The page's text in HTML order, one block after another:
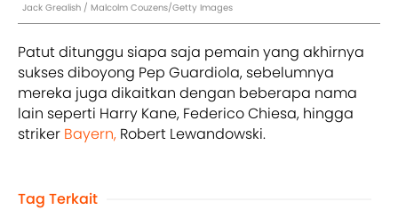
Jack Grealish / Malcolm Couzens/Getty Images
Patut ditunggu siapa saja pemain yang akhirnya
sukses diboyong Pep Guardiola, sebelumnya
mereka juga dikaitkan dengan beberapa nama
lain seperti Harry Kane, Federico Chiesa, hingga
striker Bayern, Robert Lewandowski.
Tag Terkait